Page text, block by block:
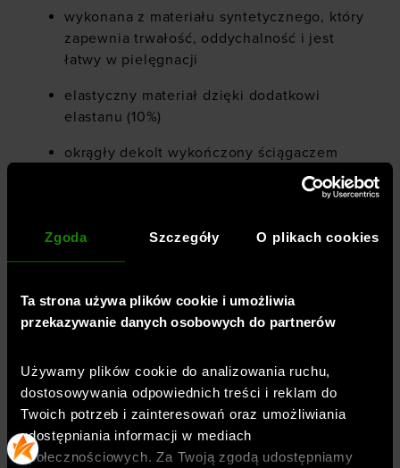
Zgoda Szczegóły O plikach cookies
Ta strona używa plików cookie i umożliwia
przekazywanie danych osobowych do partnerów
Używamy plików cookie do analizowania ruchu,
dostosowywania odpowiednich treści i reklam do
Twoich potrzeb i zainteresowań oraz umożliwiania
udostępniania informacji w mediach
społecznościowych. Za Twoją zgodą udostępniamy
wykonana z materiału syntetycznego, który
zapewnia trwałość, oddychalność i jest
łatwy w pielęgnacji
elastyczny materiał dzięki dodatkowi
elastanu (10%)
okrągły dekolt wykończony ściągaczem
rozcięcia po bokach
szybkoschnący materiał, sprawnie
odprowadzający pot
swobodnie rozciąga się we wszystkich
kierunkach